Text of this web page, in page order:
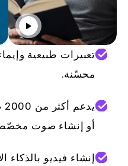
تعبيرات طبيعية
محسّنة.
أو إنشاء صوت
إنشاء فيديو